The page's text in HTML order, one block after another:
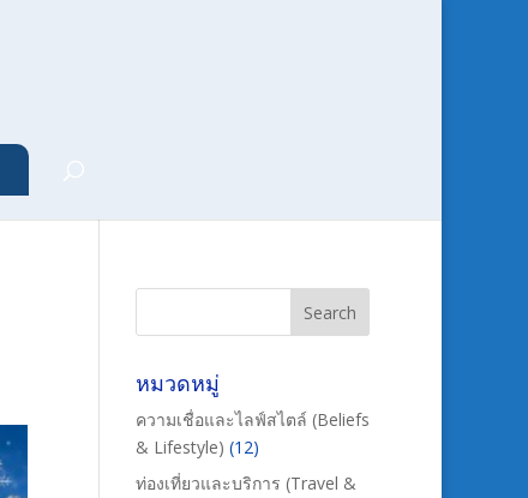
หมวดหมู่
ความเชื่อและไลฟ์สไตล์ (Beliefs
& Lifestyle) (12)
ท่องเที่ยวและบริการ (Travel &